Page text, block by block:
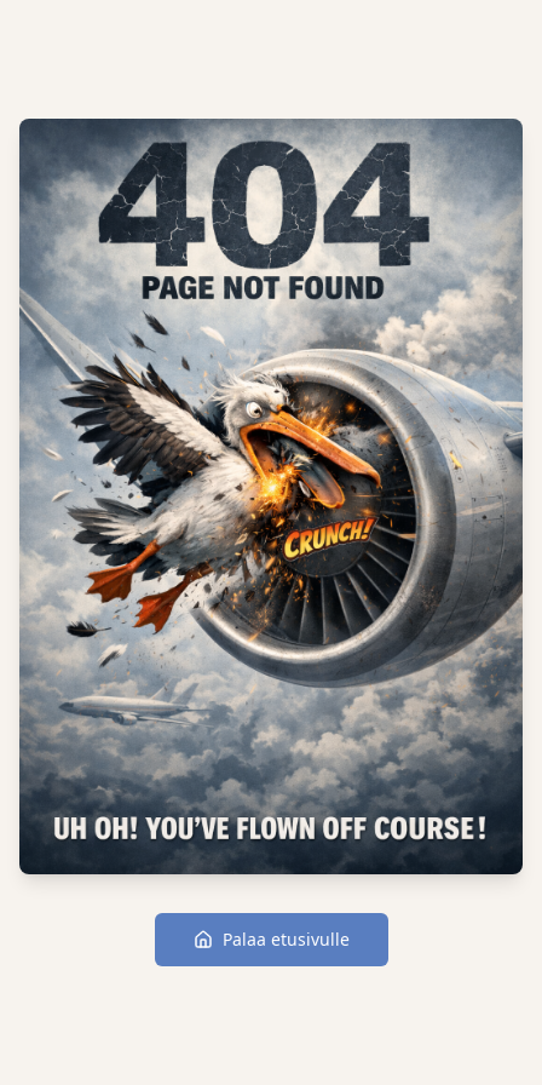
Palaa etusivulle